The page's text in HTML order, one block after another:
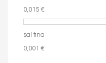
0,015 €
sal fina
0,001 €